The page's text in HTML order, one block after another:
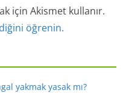
için Akismet kullanır.
öğrenin.
yakmak yasak mı?